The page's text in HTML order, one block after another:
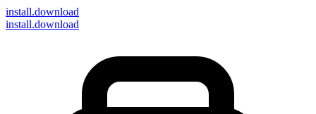
install.download
install.download